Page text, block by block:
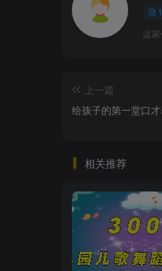
这
上一篇
给孩子的第一堂口
相关推荐